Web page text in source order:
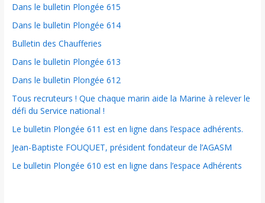
Dans le bulletin Plongée 615
Dans le bulletin Plongée 614
Bulletin des Chaufferies
Dans le bulletin Plongée 613
Dans le bulletin Plongée 612
Tous recruteurs ! Que chaque marin aide la Marine à relever le
défi du Service national !
Le bulletin Plongée 611 est en ligne dans l’espace adhérents.
Jean-Baptiste FOUQUET, président fondateur de l’AGASM
Le bulletin Plongée 610 est en ligne dans l’espace Adhérents